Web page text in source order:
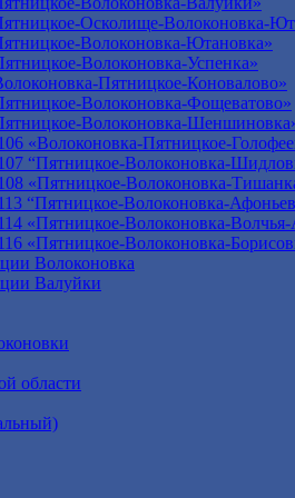
Осколище-Волоконовка-
Волоконовка-Ютановка»
Волоконовка-Успенка»
Пятницкое-Коновалово»
Волоконовка-Фощеватово»
Волоконовка-
«Волоконовка-Пятницкое-
“Пятницкое-Волоконовка-
«Пятницкое-Волоконовка-
“Пятницкое-Волоконовка-
«Пятницкое-Волоконовка-Волчья-
«Пятницкое-Волоконовка-
Волоконовка
Валуйки
области